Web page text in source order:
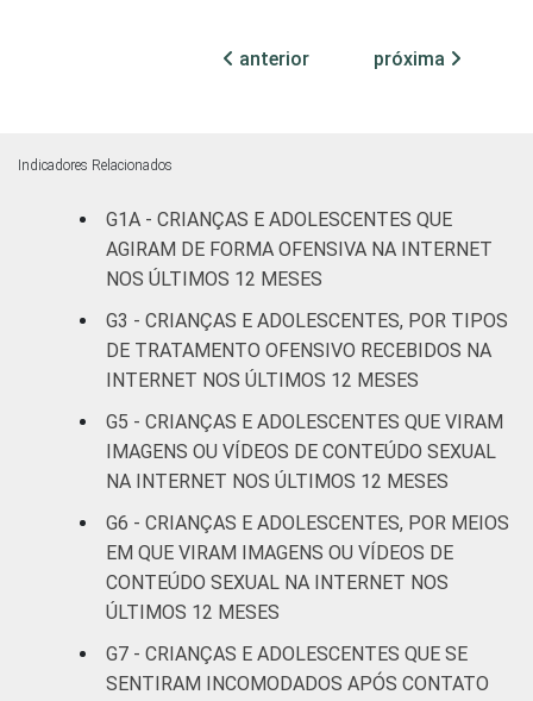
Centro-
20
SEXO DA
CRIANÇA OU
DO
ADOLESCENTE
Masculino
Feminino 20
ESCOLARIDADE
DOS PAIS OU
RESPONSÁVEIS
Fundamental
I
19
Fundamental
II
24
mais
19
anterior próxima
Indicadores Relacionados
G1A - CRIANÇAS E ADOLESCENTES QUE
AGIRAM DE FORMA OFENSIVA NA INTERNET
NOS ÚLTIMOS 12 MESES
G3 - CRIANÇAS E ADOLESCENTES, POR TIPOS
DE TRATAMENTO OFENSIVO RECEBIDOS NA
INTERNET NOS ÚLTIMOS 12 MESES
G5 - CRIANÇAS E ADOLESCENTES QUE VIRAM
IMAGENS OU VÍDEOS DE CONTEÚDO SEXUAL
NA INTERNET NOS ÚLTIMOS 12 MESES
G6 - CRIANÇAS E ADOLESCENTES, POR MEIOS
EM QUE VIRAM IMAGENS OU VÍDEOS DE
CONTEÚDO SEXUAL NA INTERNET NOS
ÚLTIMOS 12 MESES
G7 - CRIANÇAS E ADOLESCENTES QUE SE
SENTIRAM INCOMODADOS APÓS CONTATO